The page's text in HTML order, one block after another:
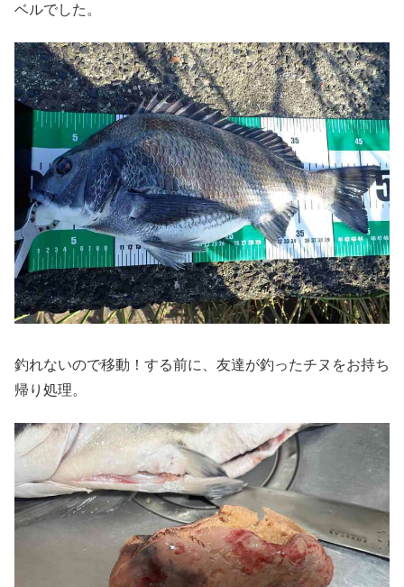
ベルでした。
釣れないので移動！する前に、友達が釣ったチヌをお持ち
帰り処理。